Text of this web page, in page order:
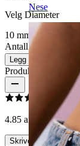
Nese
Velg Diameter
10 mm 11 mm
Antall: 1
Legg i handlekurv
Produktanmeldelser
4.85 anmeldelser
Skrive en omtale